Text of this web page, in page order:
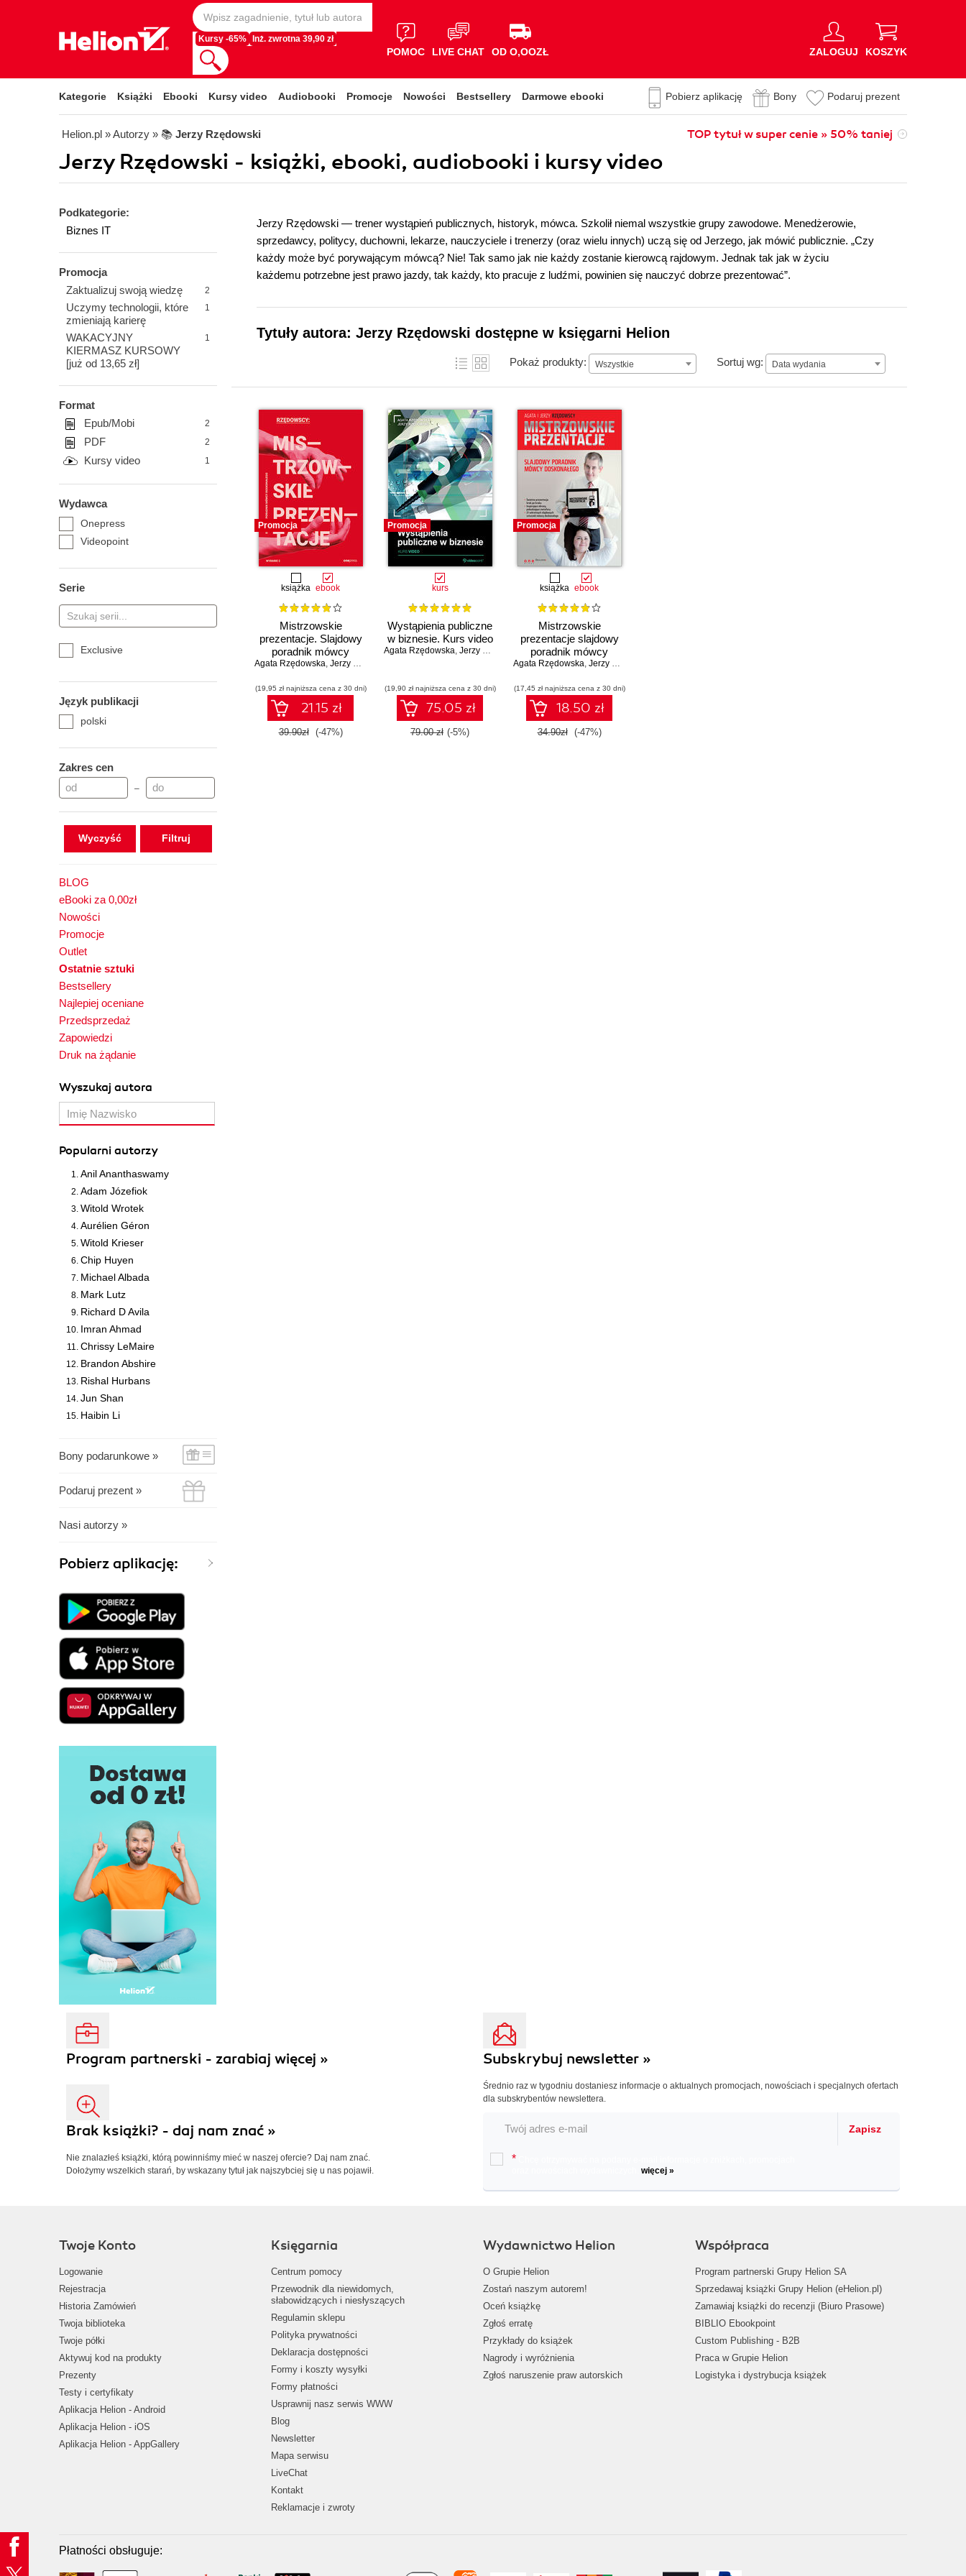
Kursy -65% Inż. zwrotna 39,90 zł
POMOC LIVE CHAT OD O,OOZŁ ZALOGUJ KOSZYK
Kategorie Książki Ebooki Kursy video Audiobooki Promocje Nowości Bestsellery Darmowe ebooki Pobierz aplikację Bony Podaruj prezent
Helion.pl » Autorzy » 📚 Jerzy Rzędowski TOP tytuł w super cenie » 50% taniej
Jerzy Rzędowski - książki, ebooki, audiobooki i kursy video
Podkategorie:
Biznes IT
Promocja
Zaktualizuj swoją wiedzę
2
Uczymy technologii, które
zmieniają karierę
1
WAKACYJNY
KIERMASZ KURSOWY
[już od 13,65 zł]
1
Format
Epub/Mobi
2
PDF 2
Kursy video 1
Wydawca
Onepress
Videopoint
Serie
Exclusive
Język publikacji
polski
Zakres cen
–
Wyczyść
BLOG
eBooki za 0,00zł
Nowości
Promocje
Outlet
Ostatnie sztuki
Bestsellery
Najlepiej oceniane
Przedsprzedaż
Zapowiedzi
Druk na żądanie
Wyszukaj autora
Popularni autorzy
Anil Ananthaswamy
Adam Józefiok
Witold Wrotek
Aurélien Géron
Witold Krieser
Chip Huyen
Michael Albada
Mark Lutz
Richard D Avila
Imran Ahmad
Chrissy LeMaire
Brandon Abshire
Rishal Hurbans
Jun Shan
Haibin Li
Bony podarunkowe »
Podaruj prezent »
Nasi autorzy »
Pobierz aplikację:
Jerzy Rzędowski — trener wystąpień publicznych, historyk, mówca. Szkolił niemal wszystkie grupy zawodowe. Menedżerowie,
sprzedawcy, politycy, duchowni, lekarze, nauczyciele i trenerzy (oraz wielu innych) uczą się od Jerzego, jak mówić publicznie. „Czy
każdy może być porywającym mówcą? Nie! Tak samo jak nie każdy zostanie kierowcą rajdowym. Jednak tak jak w życiu
każdemu potrzebne jest prawo jazdy, tak każdy, kto pracuje z ludźmi, powinien się nauczyć dobrze prezentować”.
Tytuły autora: Jerzy Rzędowski dostępne w księgarni Helion
Pokaż produkty: Wszystkie Sortuj wg: Data wydania
Data wydania
Promocja
książka ebook
Mistrzowskie
prezentacje. Slajdowy
poradnik mówcy
doskonałego. Wydanie
Agata Rzędowska, Jerzy Rzędowski
(19,95 zł najniższa cena z 30 dni)
21.15 zł
39.90zł (-47%)
Promocja
kurs
Wystąpienia publiczne
w biznesie. Kurs video
Agata Rzędowska, Jerzy Rzędowski
(19,90 zł najniższa cena z 30 dni)
75.05 zł
79.00 zł (-5%)
Promocja
książka ebook
Mistrzowskie
prezentacje slajdowy
poradnik mówcy
doskonałego
Agata Rzędowska, Jerzy Rzędowski
(17,45 zł najniższa cena z 30 dni)
18.50 zł
34.90zł (-47%)
Program partnerski - zarabiaj więcej »
Brak książki? - daj nam znać »
Nie znalazłeś książki, którą powinniśmy mieć w naszej ofercie? Daj nam znać.
Dołożymy wszelkich starań, by wskazany tytuł jak najszybciej się u nas pojawił.
Subskrybuj newsletter »
Średnio raz w tygodniu dostaniesz informacje o aktualnych promocjach, nowościach i specjalnych ofertach
dla subskrybentów newslettera.
Zapisz
*
więcej »
Twoje Konto
Logowanie
Rejestracja
Historia Zamówień
Twoja biblioteka
Twoje półki
Aktywuj kod na produkty
Prezenty
Testy i certyfikaty
Aplikacja Helion - Android
Aplikacja Helion - iOS
Aplikacja Helion - AppGallery
Księgarnia
Centrum pomocy
Przewodnik dla niewidomych,
słabowidzących i niesłyszących
Regulamin sklepu
Polityka prywatności
Deklaracja dostępności
Formy i koszty wysyłki
Formy płatności
Usprawnij nasz serwis WWW
Blog
Newsletter
Mapa serwisu
LiveChat
Kontakt
Reklamacje i zwroty
Wydawnictwo Helion
O Grupie Helion
Zostań naszym autorem!
Oceń książkę
Zgłoś erratę
Przykłady do książek
Nagrody i wyróżnienia
Zgłoś naruszenie praw autorskich
Współpraca
Program partnerski Grupy Helion SA
Sprzedawaj książki Grupy Helion (eHelion.pl)
Zamawiaj książki do recenzji (Biuro Prasowe)
BIBLIO Ebookpoint
Custom Publishing - B2B
Praca w Grupie Helion
Logistyka i dystrybucja książek
Płatności obsługuje: